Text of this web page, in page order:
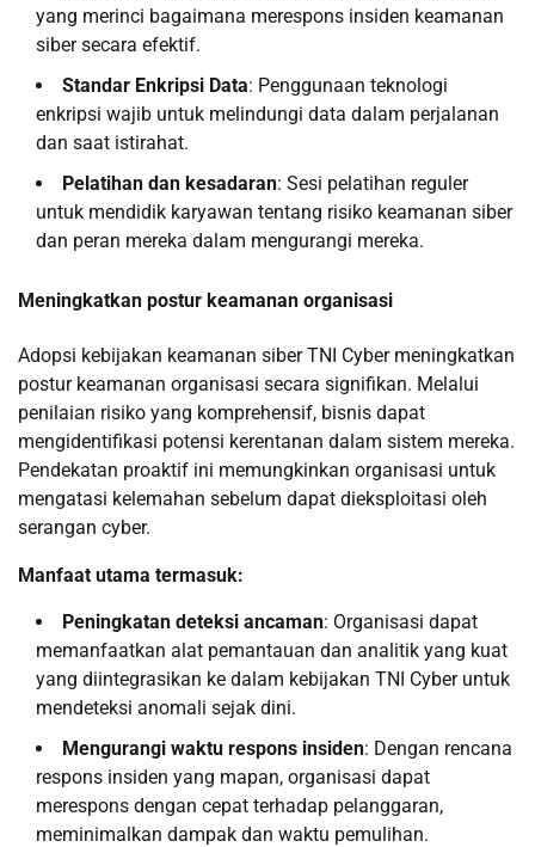
yang merinci bagaimana merespons insiden keamanan
siber secara efektif.
Standar Enkripsi Data: Penggunaan teknologi
enkripsi wajib untuk melindungi data dalam perjalanan
dan saat istirahat.
Pelatihan dan kesadaran: Sesi pelatihan reguler
untuk mendidik karyawan tentang risiko keamanan siber
dan peran mereka dalam mengurangi mereka.
Meningkatkan postur keamanan organisasi
Adopsi kebijakan keamanan siber TNI Cyber ​​meningkatkan
postur keamanan organisasi secara signifikan. Melalui
penilaian risiko yang komprehensif, bisnis dapat
mengidentifikasi potensi kerentanan dalam sistem mereka.
Pendekatan proaktif ini memungkinkan organisasi untuk
mengatasi kelemahan sebelum dapat dieksploitasi oleh
serangan cyber.
Manfaat utama termasuk:
Peningkatan deteksi ancaman: Organisasi dapat
memanfaatkan alat pemantauan dan analitik yang kuat
yang diintegrasikan ke dalam kebijakan TNI Cyber ​​untuk
mendeteksi anomali sejak dini.
Mengurangi waktu respons insiden: Dengan rencana
respons insiden yang mapan, organisasi dapat
merespons dengan cepat terhadap pelanggaran,
meminimalkan dampak dan waktu pemulihan.